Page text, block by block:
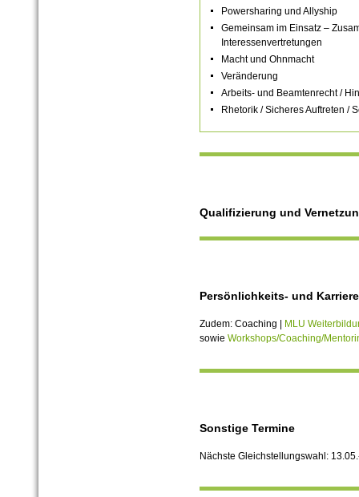
Powersharing und Allyship
Gemeinsam im Einsatz –
Interessenvertretungen
Macht und Ohnmacht
Veränderung
Arbeits- und Beamtenrecht /
Rhetorik / Sicheres Auftreten /
Qualifizierung und
Persönlichkeits- und
Zudem: Coaching |
MLU
sowie Workshops/Coaching/
Sonstige Termine
Nächste Gleichstellungswahl: